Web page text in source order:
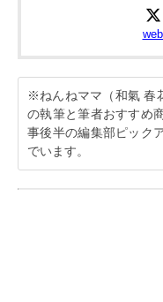
※ねんねママ（和氣 春
の執筆と筆者おすすめ
事後半の編集部ピック
でいます。